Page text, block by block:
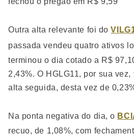
Outra alta relevante foi do
passada vendeu quatro ativos
terminou o dia cotado a R$
2,43%. O HGLG11, por sua
alta seguida, desta vez de
Na ponta negativa do dia, o
recuo, de 1,08%, com